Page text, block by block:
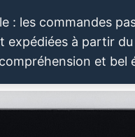
: les commandes
expédiées à partir
et bel
LE SPORTIF
DU
Cartes
et
produits
autour